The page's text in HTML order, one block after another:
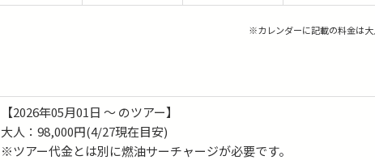
※カレンダーに記載の料金は大
【2026年05月01日 ～ のツアー】
大人：98,000円(4/27現在目安)
※ツアー代金とは別に燃油サーチャージが必要です。